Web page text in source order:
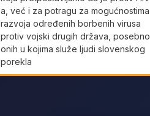
a, već i za potragu za mogućnostima
razvoja određenih borbenih virusa
protiv vojski drugih država, posebno
onih u kojima služe ljudi slovenskog
porekla